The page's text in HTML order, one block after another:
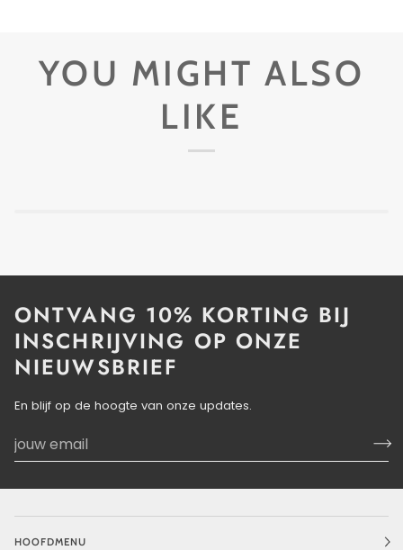
YOU MIGHT ALSO
LIKE
ONTVANG 10% KORTING BIJ
INSCHRIJVING OP ONZE
NIEUWSBRIEF
En blijf op de hoogte van onze updates.
HOOFDMENU